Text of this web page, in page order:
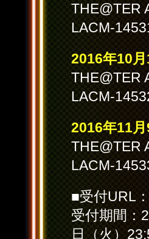
THE@TER
LACM-
2016年10
THE@TER
LACM-
2016年11
THE@TER
LACM-
■受付URL
受付期間：
日（火）